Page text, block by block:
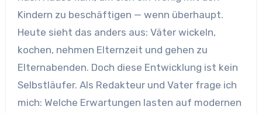
Kindern zu beschäftigen — wenn überhaupt.
Heute sieht das anders aus: Väter wickeln,
kochen, nehmen Elternzeit und gehen zu
Elternabenden. Doch diese Entwicklung ist kein
Selbstläufer. Als Redakteur und Vater frage ich
mich: Welche Erwartungen lasten auf modernen